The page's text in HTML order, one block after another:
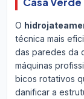
O
técnica mais
das paredes da
máquinas
bicos rotativos
danificar a